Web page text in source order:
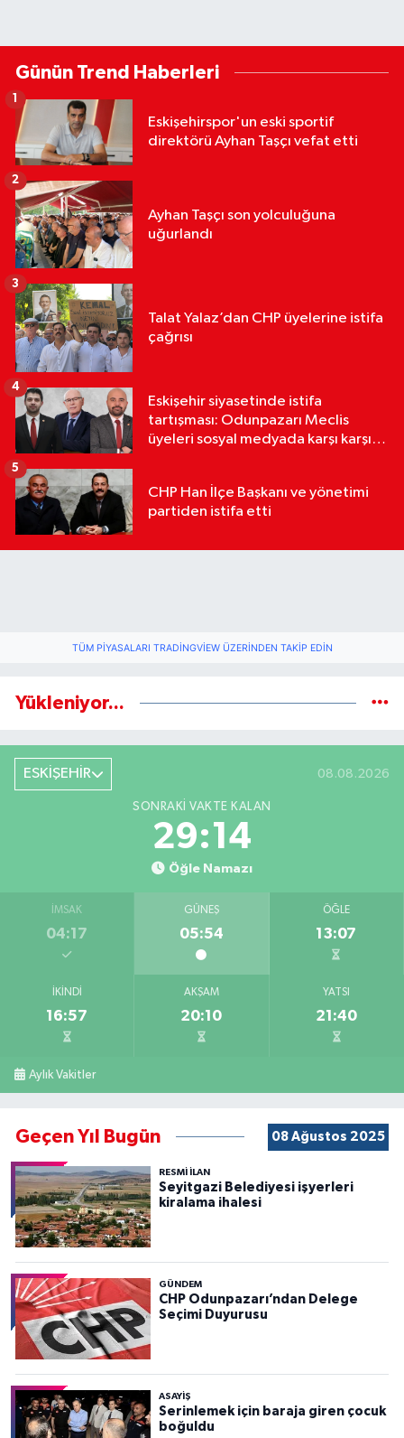
Günün Trend Haberleri
Eskişehirspor'un eski sportif
direktörü Ayhan Taşçı vefat etti
1
Ayhan Taşçı son yolculuğuna
uğurlandı
2
Talat Yalaz’dan CHP üyelerine istifa
çağrısı
3
Eskişehir siyasetinde istifa
tartışması: Odunpazarı Meclis
üyeleri sosyal medyada karşı karşıya
4
CHP Han İlçe Başkanı ve yönetimi
partiden istifa etti
5
TÜM PIYASALARI TRADINGVIEW ÜZERINDEN TAKIP EDIN
Yükleniyor...
ESKİŞEHİR 08.08.2026
SONRAKI VAKTE KALAN
29:13
Öğle Namazı
İMSAK
04:17
GÜNEŞ
05:54
ÖĞLE
13:07
İKINDI
16:57
AKŞAM
20:10
YATSI
21:40
Aylık Vakitler
Geçen Yıl Bugün 08 Ağustos 2025
RESMİ İLAN
Seyitgazi Belediyesi işyerleri
kiralama ihalesi
GÜNDEM
CHP Odunpazarı’ndan Delege
Seçimi Duyurusu
ASAYİŞ
Serinlemek için baraja giren çocuk
boğuldu